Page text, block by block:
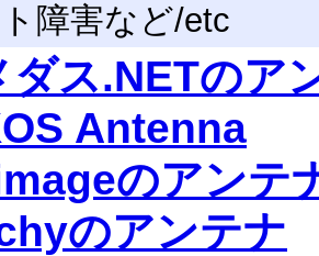
障害など/etc
ダス.NETのア
Antenna
のアンテ
のアンテナ